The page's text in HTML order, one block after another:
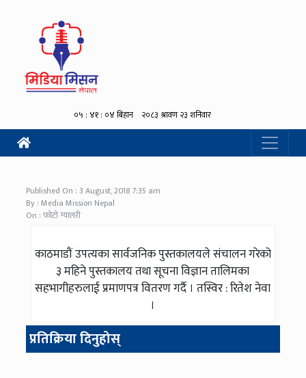
Published On : 3 August, 2018 7:35 am
By : Media Mission Nepal
On : फोटो ग्यालरी
काठमाडौं उपत्यका सार्वजनिक पुस्तकालयले संचालन गरेको
३ महिने पुस्तकालय तथा सूचना विज्ञान तालिमका
सहभागीहरुलाई प्रमाणपत्र वितरण गर्दै । तस्विर : रितेश नेवा
।
प्रतिक्रिया दिनुहोस्